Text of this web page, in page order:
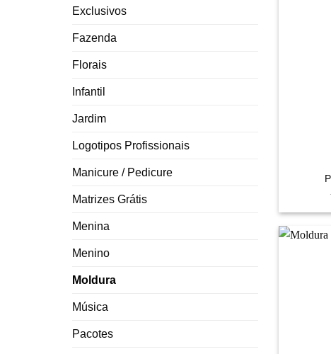
Exclusivos
Fazenda
Florais
Infantil
Jardim
Logotipos Profissionais
Manicure / Pedicure
Matrizes Grátis
Menina
Menino
Moldura
Música
Pacotes